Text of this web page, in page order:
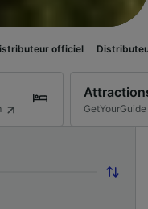
Distributeur officiel
GetYourGuide